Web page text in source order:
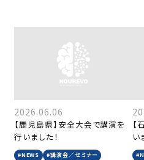
2026.06.06
【鹿児島県】安全大会で講演を
行いました！
#NEWS #講演会／セミナー
【
い